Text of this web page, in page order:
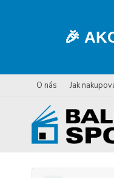
🎉
O nás Jak